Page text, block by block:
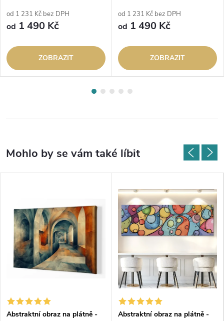
od 1 231 Kč bez DPH
od 1 490 Kč
ZOBRAZIT
od 1 231 Kč bez DPH
od 1 490 Kč
ZOBRAZIT
Abstraktní obraz na plátně -
Abstraktní obraz na plátně -